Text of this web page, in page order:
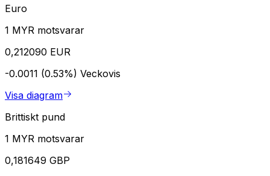
Euro
1 MYR motsvarar
0,212090 EUR
-0.0011 (0.53%) Veckovis
Visa diagram
Brittiskt pund
1 MYR motsvarar
0,181649 GBP